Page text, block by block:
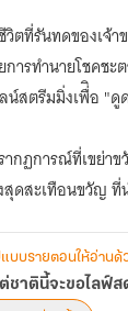
สด
ดูด
วง
ให้
มีชื่อ
ตที่รันทดของเจ้า
ารทำนายโชคชะ
น์สตรีมมิ่งเพื่ิอ "ดู
กฏการณ์ที่เขย่า
ดสะเทือนขวัญ ที่
แบบรายตอนให้อ่านด้